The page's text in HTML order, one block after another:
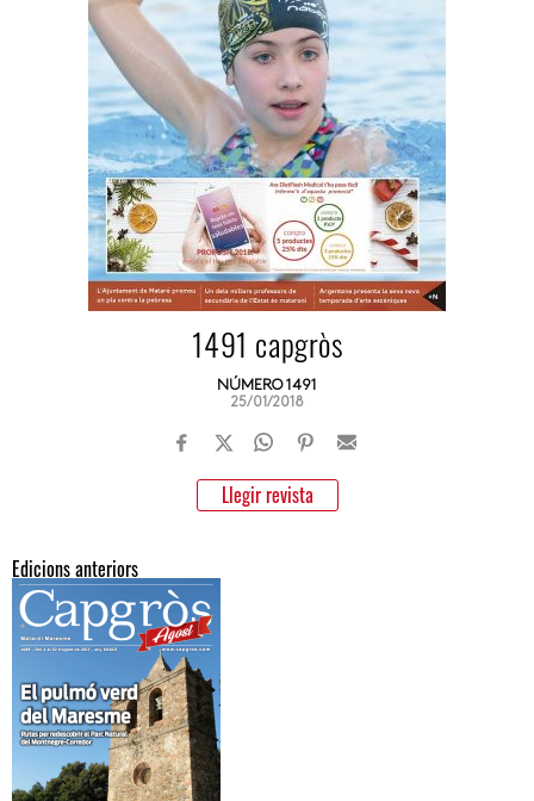
1491 capgròs
NÚMERO 1491
25/01/2018
Llegir revista
Edicions anteriors